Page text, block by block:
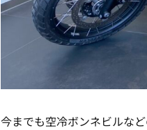
今までも空冷ボンネビルな